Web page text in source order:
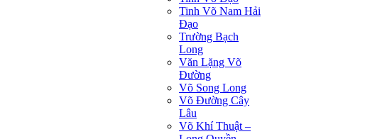
Tinh Võ Nam Hải
Đạo
Trường Bạch
Long
Văn Lặng Võ
Đường
Võ Song Long
Võ Đường Cây
Lâu
Võ Khí Thuật –